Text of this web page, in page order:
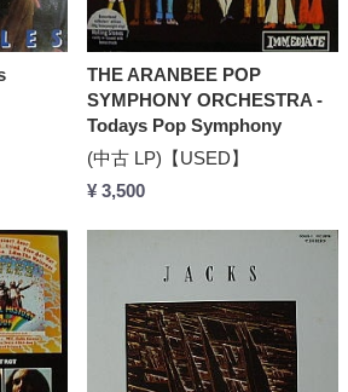
THE ARANBEE POP
SYMPHONY ORCHESTRA -
Todays Pop Symphony
(中古 LP)【USED】
¥ 3,500